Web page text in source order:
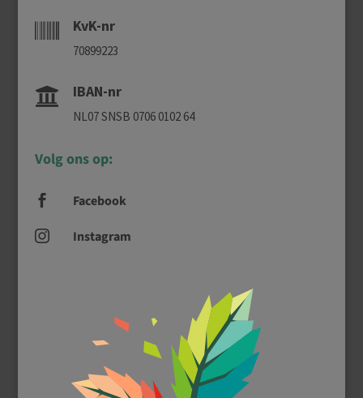
KvK-nr
70899223
 IBAN-nr
NL07 SNSB 0706 0102 64
Volg ons op:
 Facebook
 Instagram